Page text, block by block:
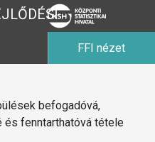
FFI nézet
befogadóvá,
fenntarthatóvá tétele